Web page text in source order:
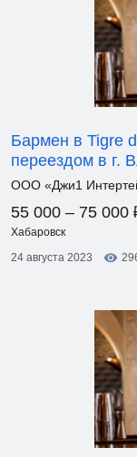
Бармен в Tigre
переездом в г.
ООО «Джи1
55 000 – 75 000
Хабаровск
24 августа 2023